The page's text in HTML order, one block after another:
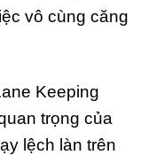
vô cùng căng
Keeping
trọng của
lệch làn trên